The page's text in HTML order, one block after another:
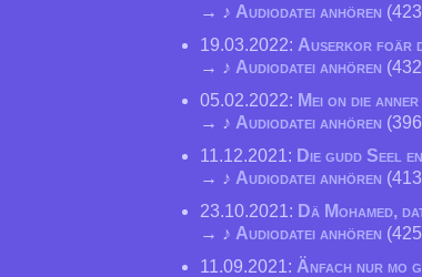
→ ♪ Audiodatei anhören
19.03.2022: Auserkor foär
→ ♪ Audiodatei anhören
05.02.2022: Mei on die
→ ♪ Audiodatei anhören
11.12.2021: Die gudd Seel
→ ♪ Audiodatei anhören
23.10.2021: Dä Mohamed,
→ ♪ Audiodatei anhören
11.09.2021: Änfach nur mo